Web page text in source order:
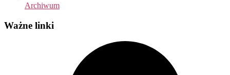
Archiwum
Ważne linki